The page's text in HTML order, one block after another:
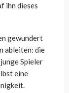
ihn dieses
gewundert
ableiten: die
Spieler
eine